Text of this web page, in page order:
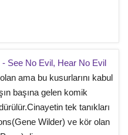
See No Evil, Hear No Evil
ama bu kusurlarını kabul
başına gelen komik
tek tanıkları
Wilder) ve kör olan